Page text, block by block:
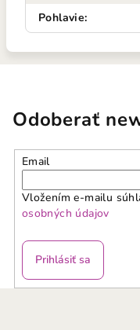
Pohlavie:
Odoberať
Email
Vložením e-mailu
osobných údajov
Prihlásiť sa